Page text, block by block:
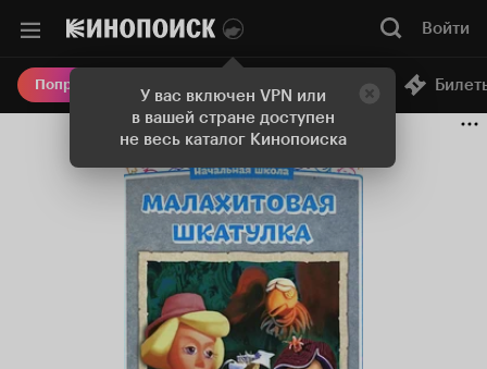
У вас включен VPN или
в вашей стране доступен
не весь каталог Кинопоиска
Войти
Попробовать Плюс Онлайн-кинотеатр